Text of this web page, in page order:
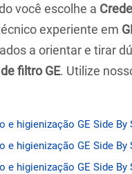
você escolhe a
experiente em
a orientar e tirar
filtro GE. Utilize
e higienização GE Side By
e higienização GE Side By
e higienização GE Side By